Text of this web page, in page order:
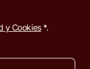
y Cookies*.